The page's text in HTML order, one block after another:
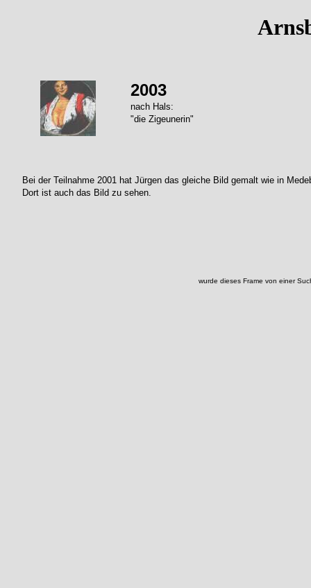
2003
nach Hals:
"die Zigeunerin"
Bei der Teilnahme 2001 hat Jürgen das gleiche Bild gemalt wie in
Dort ist auch das Bild zu sehen.
wurde dieses Frame von einer